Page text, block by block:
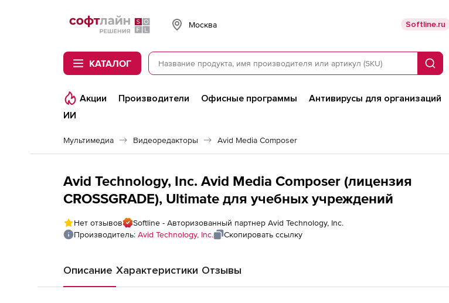
Softline
Москва Softline.ru
КАТАЛОГ Поиск
Акции Производители Офисные программы Антивирусы для организаций
ИИ
Мультимедиа Видеоредакторы Avid Media Composer
Avid Technology, Inc. Avid Media Composer (лицензия
CROSSGRADE), Ultimate для учебных учреждений
Нет отзывов
Softline - Авторизованный партнер Avid Technology, Inc.
Производитель: Avid Technology, Inc. Скопировать ссылку
Описание Характеристики Отзывы